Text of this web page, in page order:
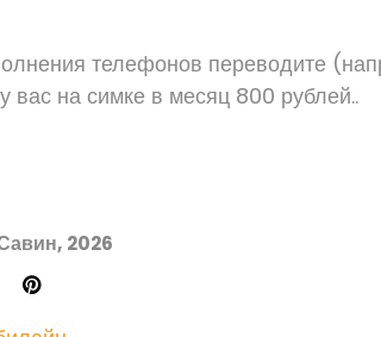
телефонов переводите
вас на симке в месяц 800 рублей..
2026